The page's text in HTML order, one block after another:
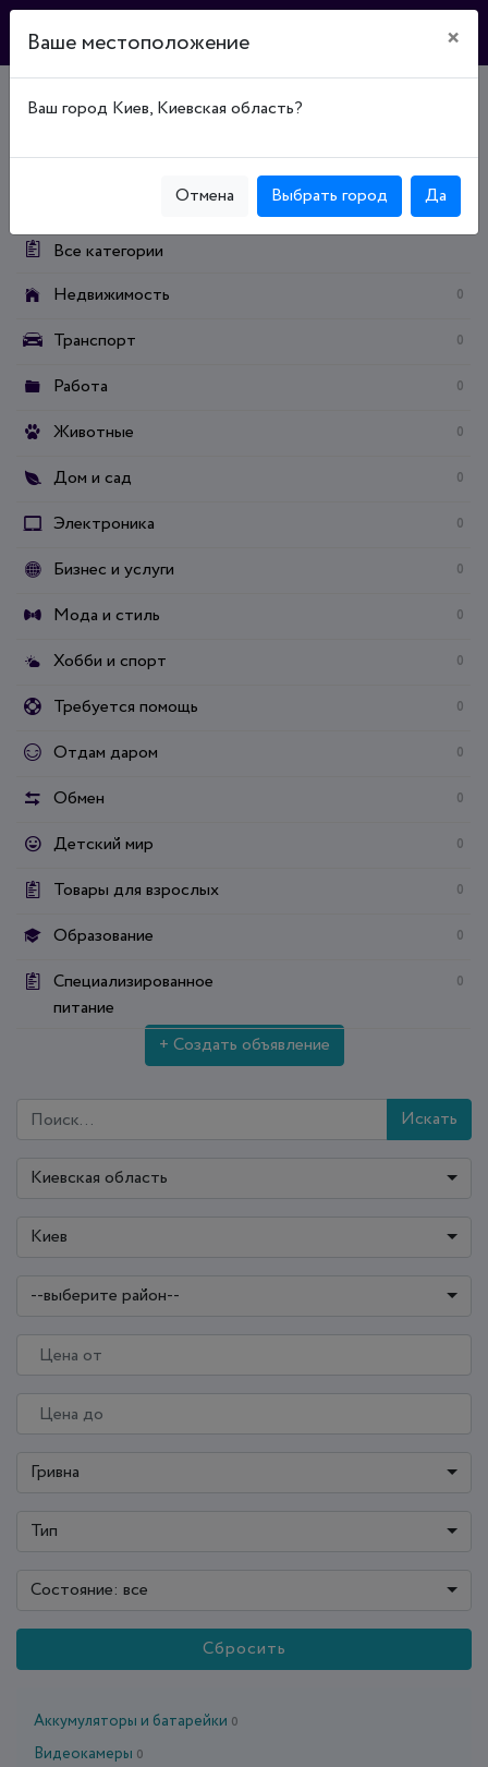
Главная Доска объявлений
Все категории
Недвижимость
0
Транспорт 0
Работа 0
Животные 0
Дом и сад 0
Электроника 0
Бизнес и услуги 0
Мода и стиль 0
Хобби и спорт 0
Требуется помощь 0
Отдам даром 0
Обмен 0
Детский мир 0
Товары для взрослых 0
Образование 0
Специализированное
питание
0
+ Создать объявление
Искать
Киевская область
Киев
--выберите район--
Гривна
Тип
Состояние: все
Сбросить
Аккумуляторы и батарейки 0
Видеокамеры 0
Ваше местоположение ×
Ваш город Киев, Киевская область?
Отмена Выбрать город Да